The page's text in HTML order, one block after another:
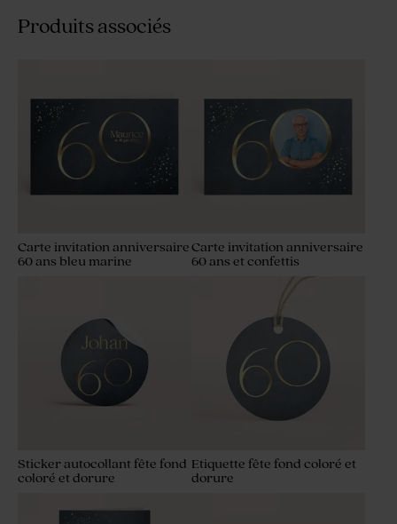
Produits associés
Carte invitation anniversaire
60 ans bleu marine
Carte invitation anniversaire
60 ans et confettis
Sticker autocollant fête fond
coloré et dorure
Etiquette fête fond coloré et
dorure